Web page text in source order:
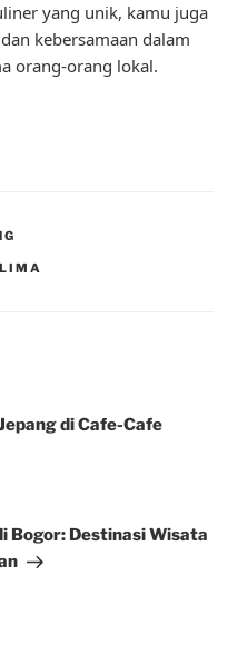
yang unik, kamu juga
kebersamaan dalam
orang-orang lokal.
di Cafe-Cafe
Bogor: Destinasi Wisata